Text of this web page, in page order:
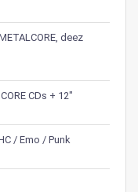
deez
CDs + 12"
/ Emo / Punk